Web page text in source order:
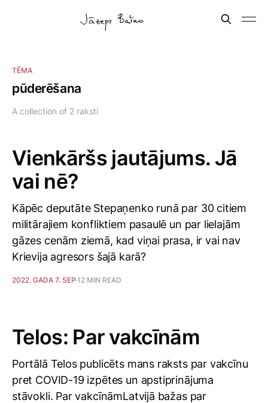
TĒMA
pūderēšana
A collection of 2 raksti
Vienkāršs jautājums. Jā
vai nē?
Kāpēc deputāte Stepaņenko runā par 30 citiem
militārajiem konfliktiem pasaulē un par lielajām
gāzes cenām ziemā, kad viņai prasa, ir vai nav
Krievija agresors šajā karā?
2022. GADA 7. SEP 12 MIN READ
Telos: Par vakcīnām
Portālā Telos publicēts mans raksts par vakcīnu
pret COVID-19 izpētes un apstiprinājuma
stāvokli. Par vakcīnāmLatvijā bažas par